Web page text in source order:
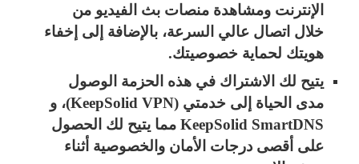
الإنترنت ومشاهدة منصات بث الفيديو من
خلال اتصال عالي السرعة، بالإضافة إلى إخفاء
هويتك لحماية خصوصيتك.
يتيح لك الاشتراك في هذه الحزمة الوصول
مدى الحياة إلى خدمتي (KeepSolid VPN)، و
KeepSolid SmartDNS مما يتيح لك الحصول
على أقصى درجات الأمان والخصوصية أثناء